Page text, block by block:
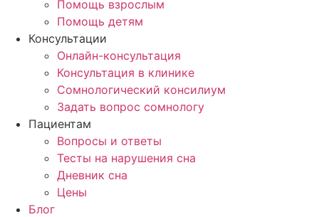
Помощь взрослым
Помощь детям
Консультации
Онлайн-консультация
Консультация в клинике
Сомнологический консилиум
Задать вопрос сомнологу
Пациентам
Вопросы и ответы
Тесты на нарушения сна
Дневник сна
Цены
Блог